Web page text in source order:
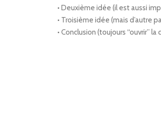
• Deuxième idée (il est aussi
• Troisième idée (mais d’autre
• Conclusion (toujours “ouvrir”